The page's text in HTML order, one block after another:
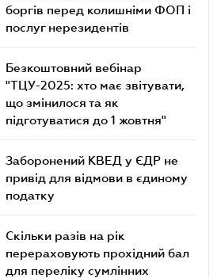
боргів перед колишніми ФОП і
послуг нерезидентів
Безкоштовний вебінар
"ТЦУ-2025: хто має звітувати,
що змінилося та як
підготуватися до 1 жовтня"
Заборонений КВЕД у ЄДР не
привід для відмови в єдиному
податку
Скільки разів на рік
перераховують прохідний бал
для переліку сумлінних